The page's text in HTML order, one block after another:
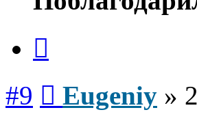
#9 Eugeniy »